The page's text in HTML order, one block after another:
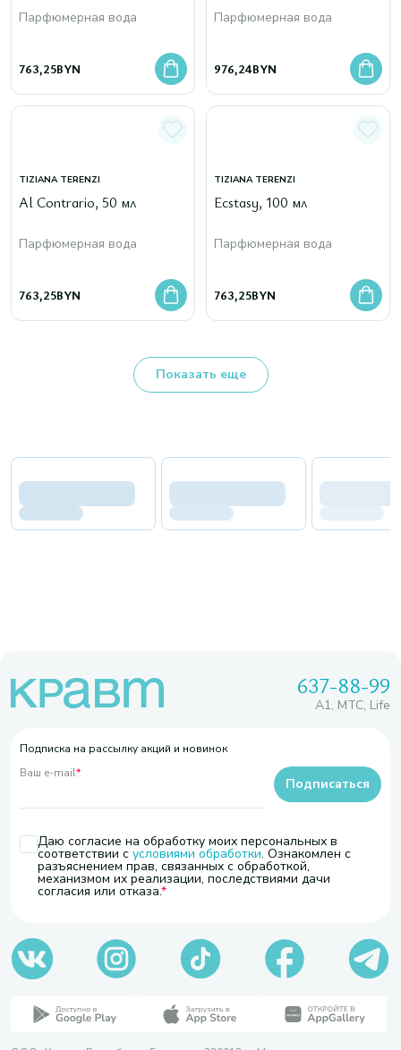
Парфюмерная вода
763,25BYN
Парфюмерная вода
976,24BYN
TIZIANA TERENZI
Al Contrario, 50 мл
Парфюмерная вода
763,25BYN
TIZIANA TERENZI
Ecstasy, 100 мл
Парфюмерная вода
763,25BYN
Показать еще
637-88-99
A1, МТС, Life
Подписка на рассылку акций и новинок
Ваш e-mail*
Даю согласие на обработку моих персональных в
соответствии с условиями обработки. Ознакомлен с
разъяснением прав, связанных с обработкой,
механизмом их реализации, последствиями дачи
согласия или отказа.
Подписаться